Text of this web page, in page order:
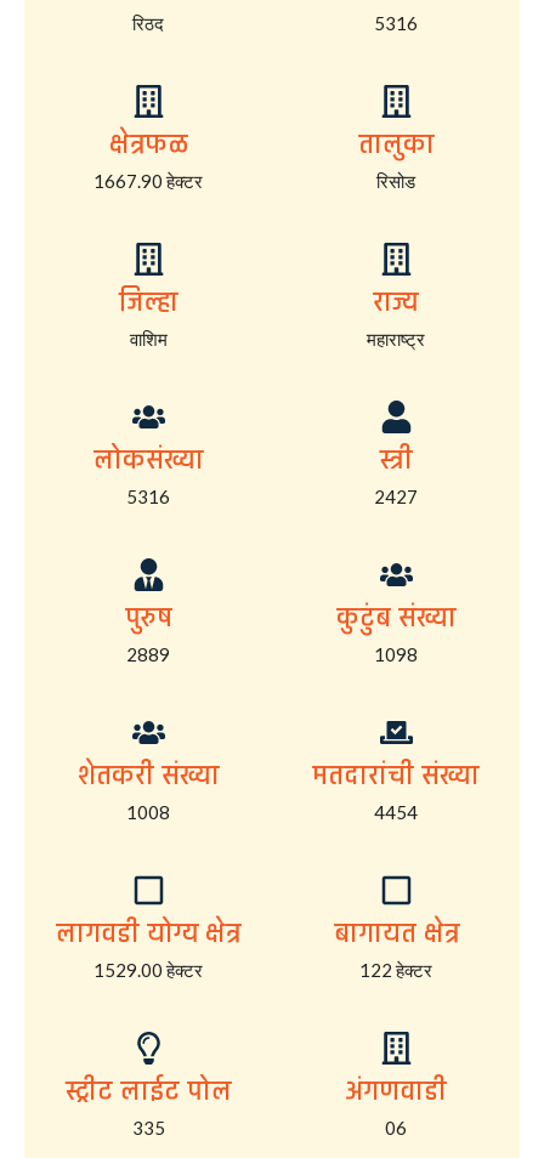
रिठद 5316
क्षेत्रफळ
1667.90 हेक्टर
तालुका
रिसोड
जिल्हा
वाशिम
राज्य
महाराष्ट्र
लोकसंख्या
5316
स्त्री
2427
पुरुष
2889
कुटुंब संख्या
1098
शेतकरी संख्या
1008
मतदारांची संख्या
4454
लागवडी योग्य क्षेत्र
1529.00 हेक्टर
बागायत क्षेत्र
122 हेक्टर
स्ट्रीट लाईट पोल
335
अंगणवाडी
06